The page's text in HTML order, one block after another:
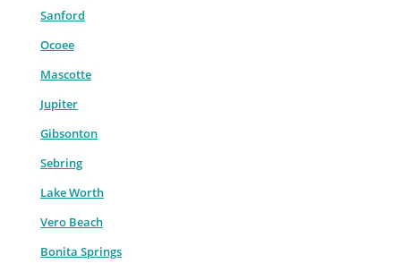
Sanford
Ocoee
Mascotte
Jupiter
Gibsonton
Sebring
Lake Worth
Vero Beach
Bonita Springs